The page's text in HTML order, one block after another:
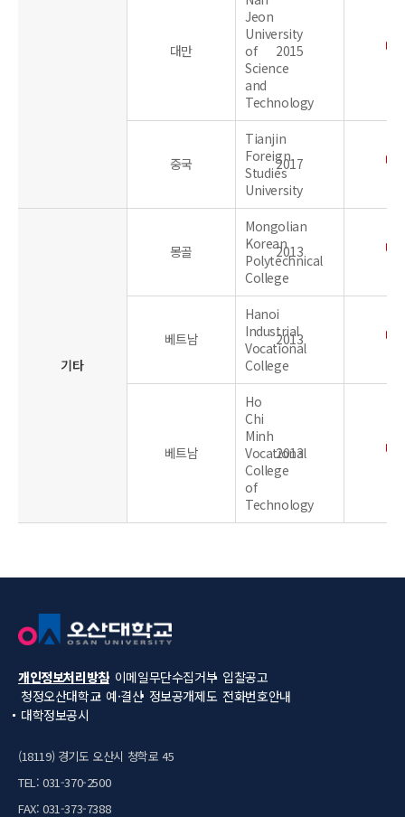
대만
Jeon
University
of
Science
and
Technology
2015
중국
Tianjin
Foreign
Studies
University
2017
기타
몽골
Mongolian
Korean
Polytechnical
College
2013
베트남
Hanoi
Industrial
Vocational
College
2013
베트남
Ho
Chi
Minh
Vocational
College
of
Technology
2013
개인정보처리방침 이메일무단수집거부 입찰공고
청정오산대학교 예·결산 정보공개제도 전화번호안내
대학정보공시
(18119) 경기도 오산시 청학로 45
TEL: 031-370-2500
FAX: 031-373-7388